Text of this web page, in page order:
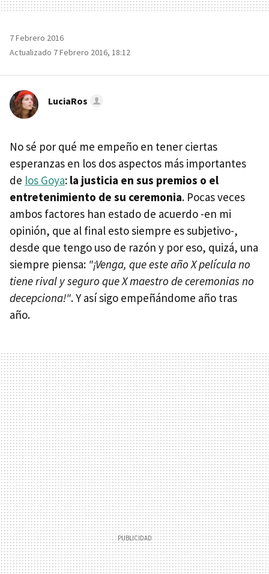
7 Febrero 2016
Actualizado 7 Febrero 2016, 18:12
LuciaRos
No sé por qué me empeño en tener ciertas
esperanzas en los dos aspectos más importantes
de los Goya: la justicia en sus premios o el
entretenimiento de su ceremonia. Pocas veces
ambos factores han estado de acuerdo -en mi
opinión, que al final esto siempre es subjetivo-,
desde que tengo uso de razón y por eso, quizá, una
siempre piensa: "¡Venga, que este año X película no
tiene rival y seguro que X maestro de ceremonias no
decepciona!". Y así sigo empeñándome año tras
año.